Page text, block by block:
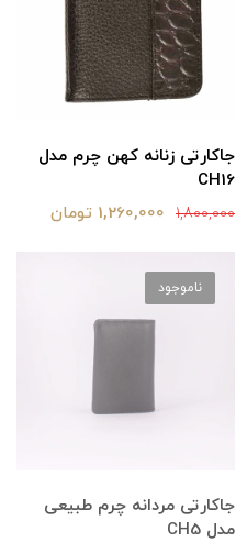
جاکارتی زنانه کهن چرم مدل
CH16
1,800,000 1,260,000 تومان
جاکارتی مردانه چرم طبیعی
مدل CH5
ناموجود